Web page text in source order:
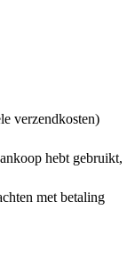
verzendkosten)
hebt gebruikt,
met betaling